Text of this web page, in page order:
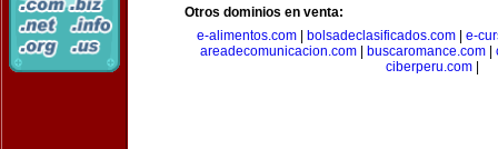
Otros dominios en venta:
e-alimentos.com| bolsadeclasificados.com| e-
areadecomunicacion.com| buscaromance.com|
ciberperu.com